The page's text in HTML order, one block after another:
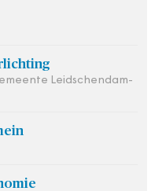
Leidschendam-